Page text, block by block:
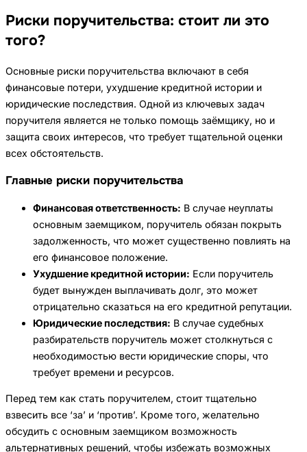
Риски поручительства: стоит ли это
того?
Основные риски поручительства включают в себя
финансовые потери, ухудшение кредитной истории и
юридические последствия. Одной из ключевых задач
поручителя является не только помощь заёмщику, но и
защита своих интересов, что требует тщательной оценки
всех обстоятельств.
Главные риски поручительства
Финансовая ответственность: В случае неуплаты
основным заемщиком, поручитель обязан покрыть
задолженность, что может существенно повлиять на
его финансовое положение.
Ухудшение кредитной истории: Если поручитель
будет вынужден выплачивать долг, это может
отрицательно сказаться на его кредитной репутации.
Юридические последствия: В случае судебных
разбирательств поручитель может столкнуться с
необходимостью вести юридические споры, что
требует времени и ресурсов.
Перед тем как стать поручителем, стоит тщательно
взвесить все ‘за’ и ‘против’. Кроме того, желательно
обсудить с основным заемщиком возможность
альтернативных решений, чтобы избежать возможных